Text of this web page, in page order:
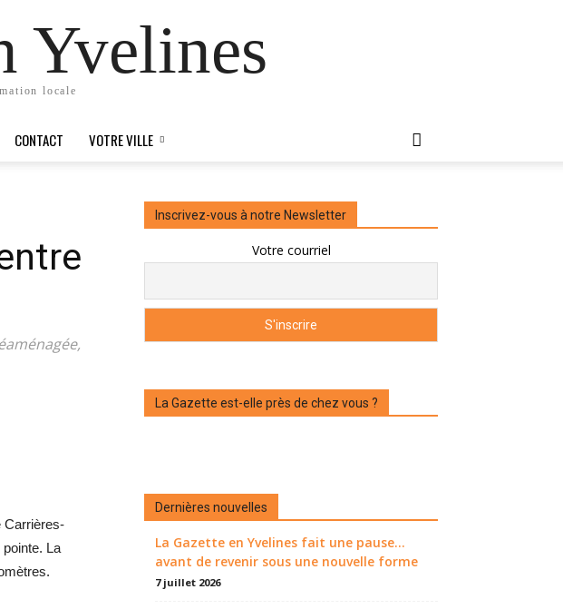
Yvelines
locale
CONTACT VOTRE VILLE
Carrières-
La
Inscrivez-vous à notre Newsletter
Votre courriel
La Gazette est-elle près de chez vous ?
Dernières nouvelles
La Gazette en Yvelines fait une pause...
avant de revenir sous une nouvelle forme
7 juillet 2026